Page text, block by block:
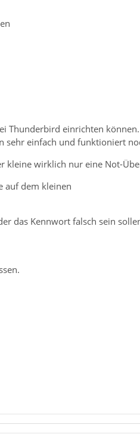
Thunderbird einrichten können.
sehr einfach und funktioniert
kleine wirklich nur eine Not-
auf dem kleinen
das Kennwort falsch sein